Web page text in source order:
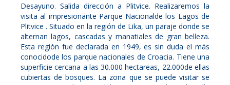
Desayuno. Salida dirección a Plitvice. Realizaremos la
visita al impresionante Parque Nacionalde los Lagos de
Plitvice . Situado en la región de Lika, un paraje donde se
alternan lagos, cascadas y manatiales de gran belleza.
Esta región fue declarada en 1949, es sin duda el más
conocidode los parque nacionales de Croacia. Tiene una
superficie cercana a las 30.000 hectareas, 22.000de ellas
cubiertas de bosques. La zona que se puede visitar se